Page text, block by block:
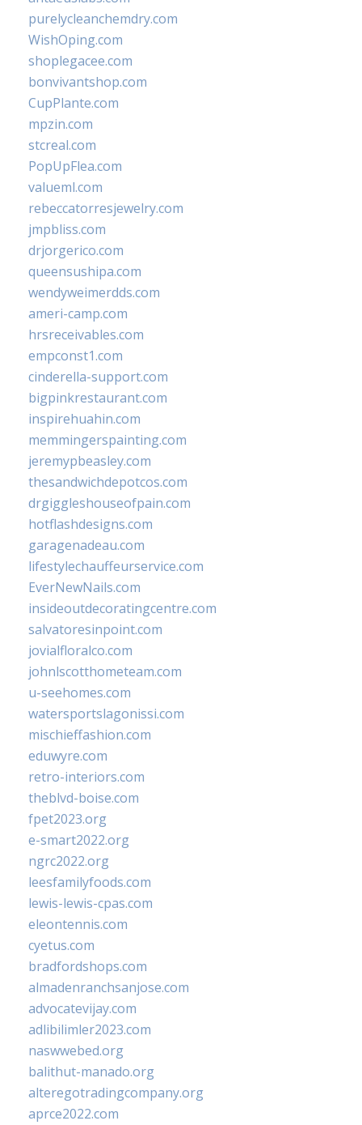
purelycleanchemdry.com
WishOping.com
shoplegacee.com
bonvivantshop.com
CupPlante.com
mpzin.com
stcreal.com
PopUpFlea.com
valueml.com
rebeccatorresjewelry.com
jmpbliss.com
drjorgerico.com
queensushipa.com
wendyweimerdds.com
ameri-camp.com
hrsreceivables.com
empconst1.com
cinderella-support.com
bigpinkrestaurant.com
inspirehuahin.com
memmingerspainting.com
jeremypbeasley.com
thesandwichdepotcos.com
drgiggleshouseofpain.com
hotflashdesigns.com
garagenadeau.com
lifestylechauffeurservice.com
EverNewNails.com
insideoutdecoratingcentre.com
salvatoresinpoint.com
jovialfloralco.com
johnlscotthometeam.com
u-seehomes.com
watersportslagonissi.com
mischieffashion.com
eduwyre.com
retro-interiors.com
theblvd-boise.com
fpet2023.org
e-smart2022.org
ngrc2022.org
leesfamilyfoods.com
lewis-lewis-cpas.com
eleontennis.com
cyetus.com
bradfordshops.com
almadenranchsanjose.com
advocatevijay.com
adlibilimler2023.com
naswwebed.org
balithut-manado.org
alteregotradingcompany.org
aprce2022.com